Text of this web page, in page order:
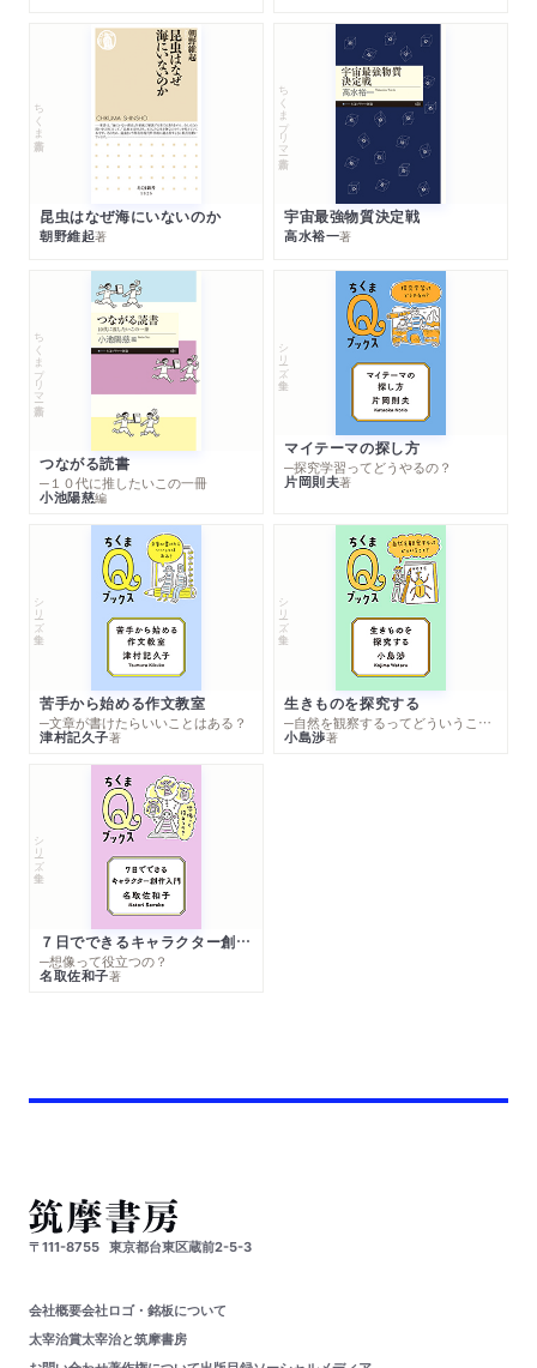
ちくま新書
昆虫はなぜ海にいないのか
朝野維起著
ちくまプリマー新書
宇宙最強物質決定戦
高水裕一著
ちくまプリマー新書
つながる読書
─１０代に推したいこの一冊
小池陽慈編
シリーズ・全集
マイテーマの探し方
─探究学習ってどうやるの？
片岡則夫著
シリーズ・全集
苦手から始める作文教室
─文章が書けたらいいことはある？
津村記久子著
シリーズ・全集
生きものを探究する
─自然を観察するってどういうこと？
小島渉著
シリーズ・全集
７日でできるキャラクター創作入門
─想像って役立つの？
名取佐和子著
〒111-8755 東京都台東区蔵前2-5-3
会社概要会社ロゴ・銘板について
太宰治賞太宰治と筑摩書房